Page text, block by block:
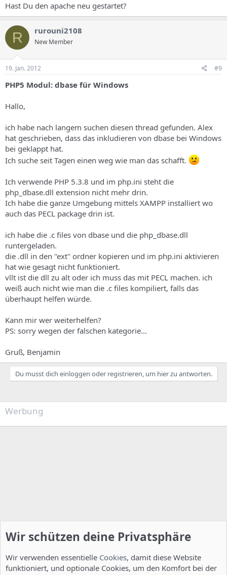
Hast Du den apache neu gestartet?
R rurouni2108
New Member
19. Jan. 2012 #9
PHP5 Modul: dbase für Windows
Hallo,
ich habe nach langem suchen diesen thread gefunden. Alex
hat geschrieben, dass das inkludieren von dbase bei Windows
bei geklappt hat.
Ich suche seit Tagen einen weg wie man das schafft.
Ich verwende PHP 5.3.8 und im php.ini steht die
php_dbase.dll extension nicht mehr drin.
Ich habe die ganze Umgebung mittels XAMPP installiert wo
auch das PECL package drin ist.
ich habe die .c files von dbase und die php_dbase.dll
runtergeladen.
die .dll in den "ext" ordner kopieren und im php.ini aktivieren
hat wie gesagt nicht funktioniert.
vllt ist die dll zu alt oder ich muss das mit PECL machen. ich
weiß auch nicht wie man die .c files kompiliert, falls das
überhaupt helfen würde.
Kann mir wer weiterhelfen?
PS: sorry wegen der falschen kategorie...
Gruß, Benjamin
Du musst dich einloggen oder registrieren, um hier zu antworten.
Werbung
Wir schützen deine Privatsphäre
Wir verwenden essentielle Cookies, damit diese Website
funktioniert, und optionale Cookies, um den Komfort bei der